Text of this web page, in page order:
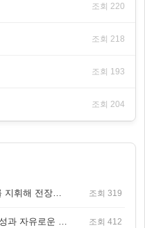
조회 220
조회 218
조회 193
조회 204
아머드 트레인 워페어 – 무장 열차를 지휘해 전장을 돌파하는 생존 전투 게임 조회 319
랑그릿사: 검의 바다 – 듀얼 영웅 편성과 자유로운 탐험을 결합한 판타지 전략 RPG 조회 412